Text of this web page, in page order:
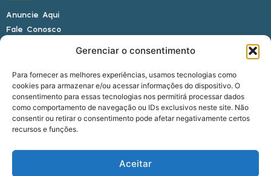
Gerenciar o consentimento
Para fornecer as melhores experiências, usamos tecnologias como
cookies para armazenar e/ou acessar informações do dispositivo. O
consentimento para essas tecnologias nos permitirá processar dados
como comportamento de navegação ou IDs exclusivos neste site. Não
consentir ou retirar o consentimento pode afetar negativamente certos
recursos e funções.
Aceitar
Anuncie Aqui
Fale Conosco
E-mail: alagoasbrasilnoticias@gmail.com
Telefone: (82) 9 9691-0391 (Whatsapp)
Responsável Técnico: Crysthyan Carlos
Rua do Sau - Centro - Anadia - AL - CEP: